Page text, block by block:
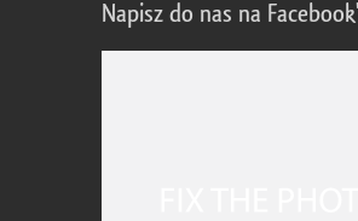
Napisz do nas na